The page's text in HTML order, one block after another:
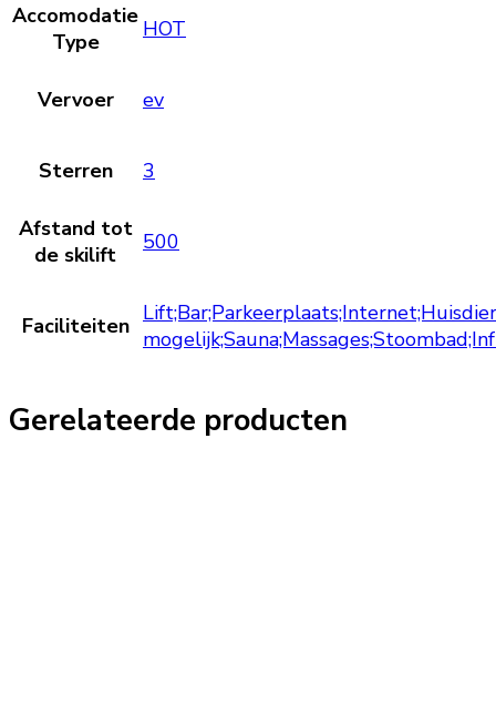
Accomodatie
Type
HOT
Vervoer ev
Sterren 3
Afstand tot
de skilift
500
Faciliteiten
Gerelateerde producten